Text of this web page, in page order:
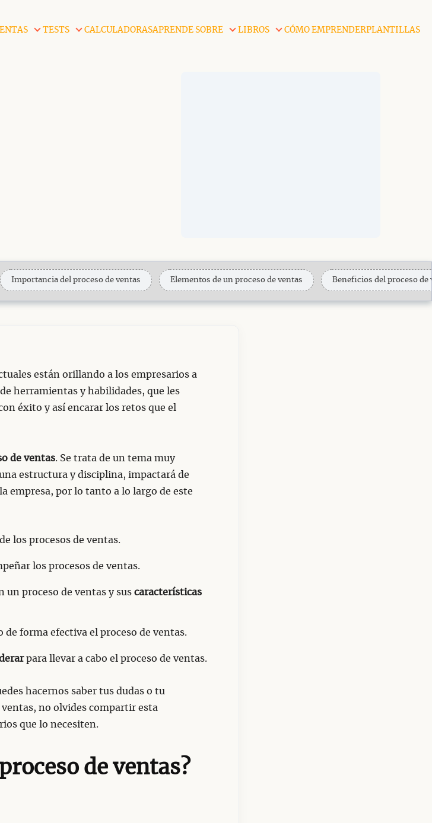
TESTS CALCULADORASAPRENDE SOBRE LIBROS CÓMO EMPRENDERPLANTILLAS
Importancia del proceso de ventas Elementos de un proceso de ventas Beneficios del proceso de
están orillando a los empresarios a
herramientas y habilidades, que les
éxito y así encarar los retos que el
de ventas. Se trata de un tema muy
estructura y disciplina, impactará de
empresa, por lo tanto a lo largo de este
los procesos de ventas.
los procesos de ventas.
un proceso de ventas y sus características
de forma efectiva el proceso de ventas.
para llevar a cabo el proceso de ventas.
hacernos saber tus dudas o tu
no olvides compartir esta
que lo necesiten.
de ventas?